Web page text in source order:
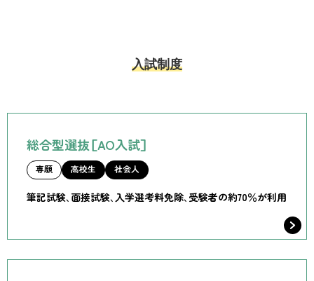
入試制度
総合型選抜［AO入試］
専願 高校生 社会人
筆記試験、面接試験、入学選考料免除、受験者の約70％が利用